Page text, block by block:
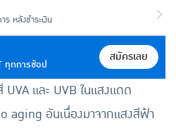
ทุกการช้อป
สมัครเลย
และ UVB ในแสงแดด
aging อันเนื่องมาจากแสงสีฟ้า
หลังชำระเงิน